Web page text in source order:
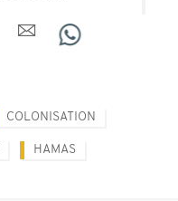
COLONISATION
HAMAS